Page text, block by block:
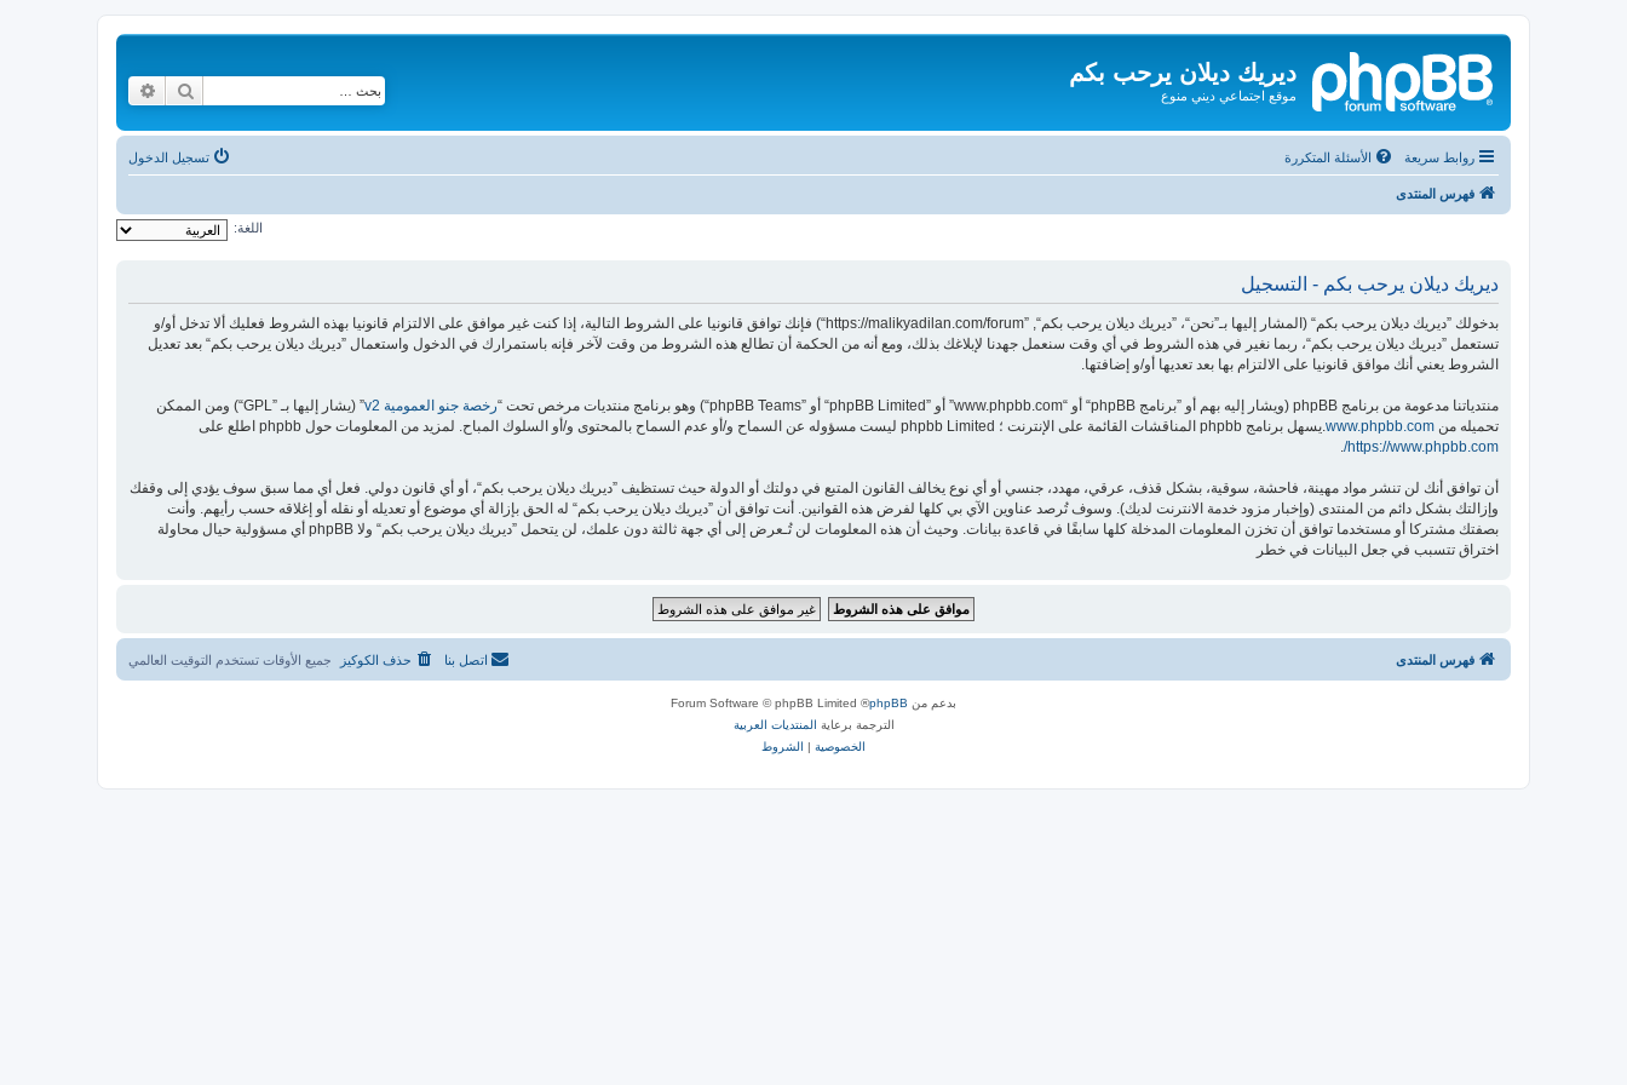
ديريك ديلان يرحب بكم
موقع اجتماعي ديني منوع بحث
روابط سريعة الأسئلة المتكررة تسجيل الدخول
فهرس المنتدى
اللغة:
ديريك ديلان يرحب بكم - التسجيل
بدخولك ”ديريك ديلان يرحب بكم“ (المشار إليها بـ”نحن“، ”ديريك ديلان يرحب بكم“, ”https://malikyadilan.com/forum“) فإنك توافق قانونيا على الشروط التالية، إذا كنت غير موافق على الالتزام قانونيا بهذه الشروط فعليك ألا تدخل أو/و
تستعمل ”ديريك ديلان يرحب بكم“، ربما نغير في هذه الشروط في أي وقت سنعمل جهدنا لإبلاغك بذلك، ومع أنه من الحكمة أن تطالع هذه الشروط من وقت لآخر فإنه باستمرارك في الدخول واستعمال ”ديريك ديلان يرحب بكم“ بعد تعديل
الشروط يعني أنك موافق قانونيا على الالتزام بها بعد تعديها أو/و إضافتها.
منتدياتنا مدعومة من برنامج phpBB (ويشار إليه بهم أو ”برنامج phpBB“ أو “www.phpbb.com” أو ”phpBB Limited“ أو ”phpBB Teams“) وهو برنامج منتديات مرخص تحت “ رخصة جنو العمومية v2
” (يشار إليها بـ ”GPL“) ومن الممكن
تحميله من www.phpbb.com.يسهل برنامج phpbb المناقشات القائمة على الإنترنت ؛ phpbb Limited ليست مسؤوله عن السماح و/أو عدم السماح بالمحتوى و/أو السلوك المباح. لمزيد من المعلومات حول phpbb اطلع على
https://www.phpbb.com/
.
أن توافق أنك لن تنشر مواد مهينة، فاحشة، سوقية، بشكل قذف، عرقي، مهدد، جنسي أو أي نوع يخالف القانون المتبع في دولتك أو الدولة حيث تستظيف ”ديريك ديلان يرحب بكم“، أو أي قانون دولي. فعل أي مما سبق سوف يؤدي إلى وقفك
وإزالتك بشكل دائم من المنتدى (وإخبار مزود خدمة الانترنت لديك). وسوف تُرصد عناوين الآي بي كلها لفرض هذه القوانين. أنت توافق أن ”ديريك ديلان يرحب بكم“ له الحق بإزالة أي موضوع أو تعديله أو نقله أو إغلاقه حسب رأيهم. وأنت
بصفتك مشتركا أو مستخدما توافق أن تخزن المعلومات المدخلة كلها سابقًا في قاعدة بيانات. وحيث أن هذه المعلومات لن تُـعرض إلى أي جهة ثالثة دون علمك، لن يتحمل ”ديريك ديلان يرحب بكم“ ولا phpBB أي مسؤولية حيال محاولة
اختراق تتسبب في جعل البيانات في خطر
فهرس المنتدى جميع الأوقات تستخدم التوقيت العالمي حذف الكوكيز اتصل بنا
بدعم من phpBB
® Forum Software © phpBB Limited
الترجمة برعاية المنتديات العربية
الخصوصية | الشروط